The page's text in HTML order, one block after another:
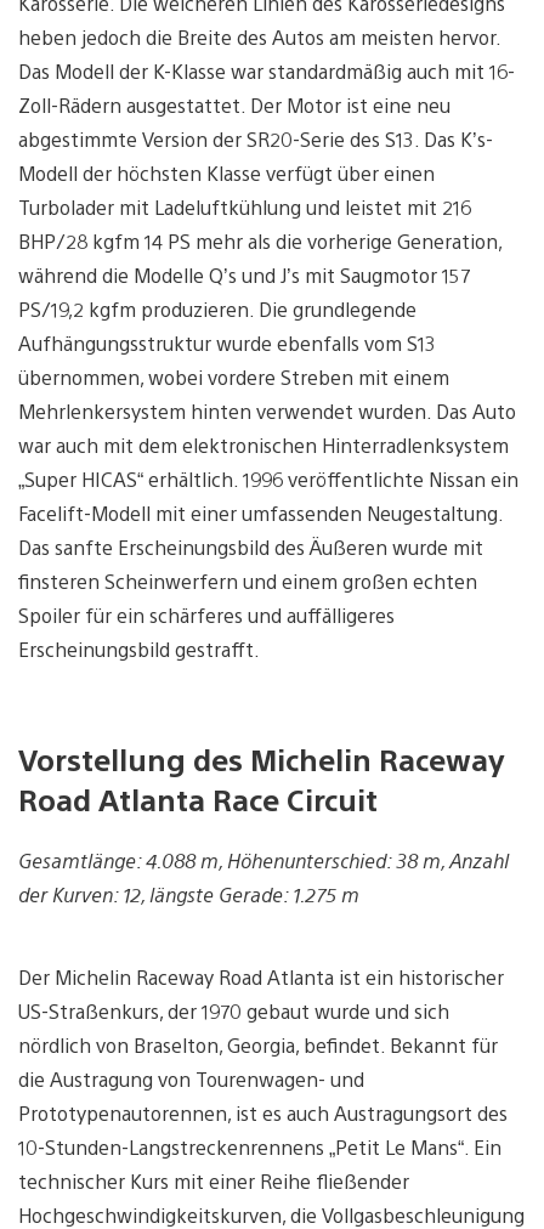
heben jedoch die Breite des Autos am meisten hervor.
Das Modell der K-Klasse war standardmäßig auch mit 16-
Zoll-Rädern ausgestattet. Der Motor ist eine neu
abgestimmte Version der SR20-Serie des S13. Das K’s-
Modell der höchsten Klasse verfügt über einen
Turbolader mit Ladeluftkühlung und leistet mit 216
BHP/28 kgfm 14 PS mehr als die vorherige Generation,
während die Modelle Q’s und J’s mit Saugmotor 157
PS/19,2 kgfm produzieren. Die grundlegende
Aufhängungsstruktur wurde ebenfalls vom S13
übernommen, wobei vordere Streben mit einem
Mehrlenkersystem hinten verwendet wurden. Das Auto
war auch mit dem elektronischen Hinterradlenksystem
„Super HICAS“ erhältlich. 1996 veröffentlichte Nissan ein
Facelift-Modell mit einer umfassenden Neugestaltung.
Das sanfte Erscheinungsbild des Äußeren wurde mit
finsteren Scheinwerfern und einem großen echten
Spoiler für ein schärferes und auffälligeres
Erscheinungsbild gestrafft.
Vorstellung des Michelin Raceway
Road Atlanta Race Circuit
Gesamtlänge: 4.088 m, Höhenunterschied: 38 m, Anzahl
der Kurven: 12, längste Gerade: 1.275 m
Der Michelin Raceway Road Atlanta ist ein historischer
US-Straßenkurs, der 1970 gebaut wurde und sich
nördlich von Braselton, Georgia, befindet. Bekannt für
die Austragung von Tourenwagen- und
Prototypenautorennen, ist es auch Austragungsort des
10-Stunden-Langstreckenrennens „Petit Le Mans“. Ein
technischer Kurs mit einer Reihe fließender
Hochgeschwindigkeitskurven, die Vollgasbeschleunigung